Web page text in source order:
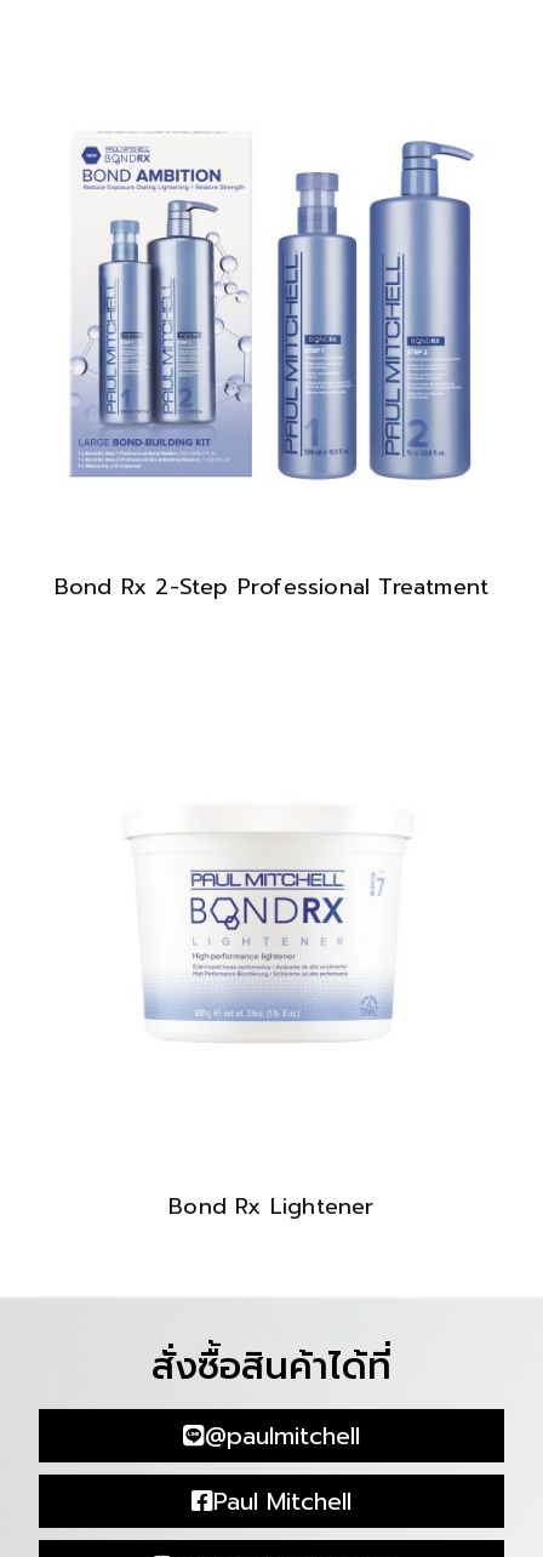
Bond Rx 2-Step Professional Treatment
Bond Rx Lightener
สั่งซื้อสินค้าได้ที่
@paulmitchell
Paul Mitchell